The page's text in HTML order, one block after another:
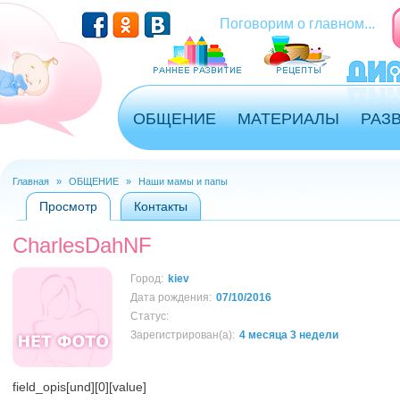
Перейти к основному содержанию
Поговорим о главном...
ОБЩЕНИЕ МАТЕРИАЛЫ
Вы здесь
Главная » ОБЩЕНИЕ » Наши мамы и папы
Главные вкладки
Просмотр (активная вкладка)
Контакты
CharlesDahNF
Город: kiev
Дата рождения: 07/10/2016
Статус:
Зарегистрирован(а): 4 месяца 3 недели
field_opis[und][0][value]